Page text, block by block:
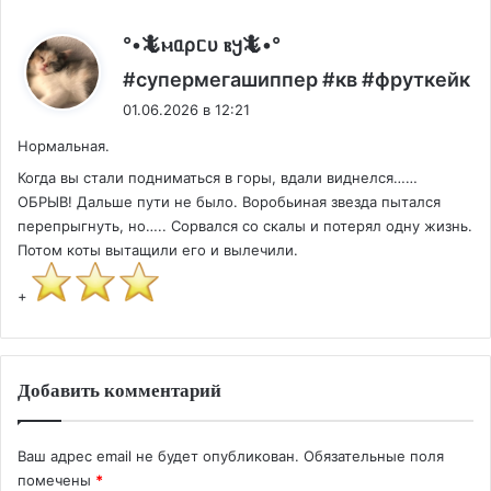
°•🦎ⲙᥲρᥴυ ⲃ𐔤🦎•°
#супермегашиппер #кв #фруткейк
01.06.2026 в 12:21
Нормальная.
Когда вы стали подниматься в горы, вдали виднелся……
ОБРЫВ! Дальше пути не было. Воробьиная звезда пытался
перепрыгнуть, но….. Сорвался со скалы и потерял одну жизнь.
Потом коты вытащили его и вылечили.
+
Добавить комментарий
Ваш адрес email не будет опубликован. Обязательные поля
помечены *